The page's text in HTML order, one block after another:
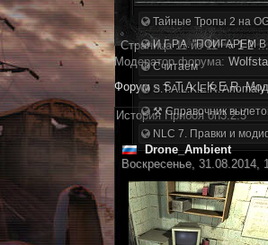
Тайные Тропы 2 на
И.Г.Р.А. "ПОИГАРЕМ
Считаем
S.T.A.L.K.E.R. Anomaly
⚒ Справочник
NLC 7. Правки и
Страница11из11 « 1 2 …
Модератор форума:
Форум » S.T.A.L.K.E.R.
История Прибоя oh3.2.5
Drone_Ambient
Воскресенье,